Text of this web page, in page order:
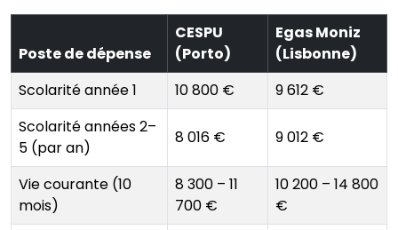
Poste de dépense
CESPU
(Porto)
Egas Moniz
(Lisbonne)
Scolarité année 1
10 800 €
9 612 €
Scolarité années 2–
5 (par an)
8 016 € 9 012 €
Vie courante (10
mois)
8 300 – 11
700 €
10 200 – 14 800
€